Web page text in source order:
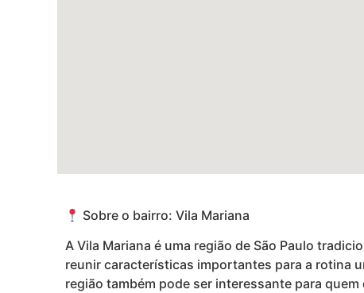
Sobre o bairro: Vila Mariana
A Vila Mariana é uma região de São Paulo
reunir características importantes para a rotina
região também pode ser interessante para